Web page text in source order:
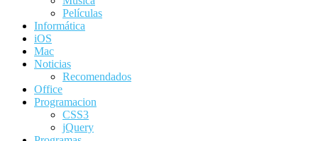
Películas
Informática
iOS
Mac
Noticias
Recomendados
Office
Programacion
CSS3
jQuery